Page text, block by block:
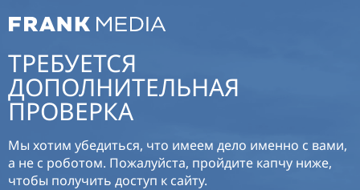
ТРЕБУЕТСЯ
ДОПОЛНИТЕЛЬНАЯ
ПРОВЕРКА
Мы хотим убедиться, что имеем дело именно с вами,
а не с роботом. Пожалуйста, пройдите капчу ниже,
чтобы получить доступ к сайту.